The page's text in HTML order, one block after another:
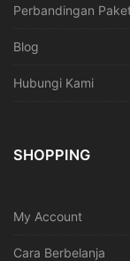
Perbandingan
Blog
Hubungi Kami
SHOPPING
My Account
Cara Berbelanja